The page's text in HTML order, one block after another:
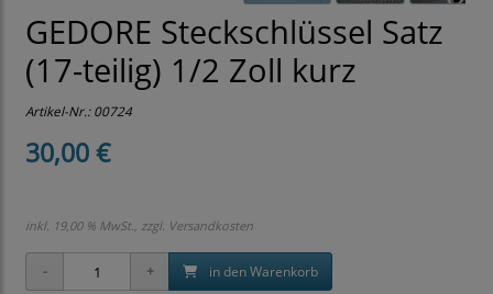
GEDORE Steckschlüssel Satz
(17-teilig) 1/2 Zoll kurz
Artikel-Nr.:00724
30,00 €
inkl. 19,00 % MwSt., zzgl. Versandkosten
in den Warenkorb